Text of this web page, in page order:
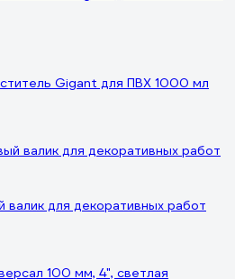
Gigant для ПВХ 1000 мл
для декоративных работ